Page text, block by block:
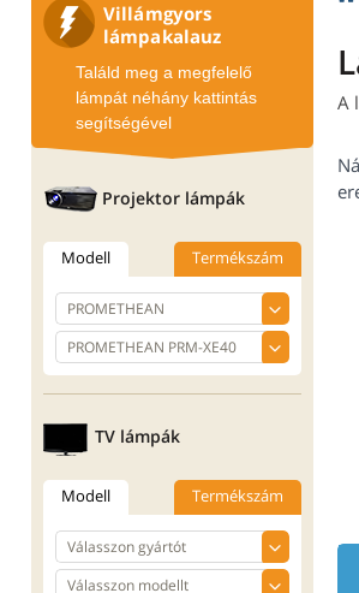
A
Villámgyors
lámpakalauz
Találd meg a megfelelő
lámpát néhány kattintás
segítségével
Projektor lámpák
Modell Termékszám
TV lámpák
Modell Termékszám